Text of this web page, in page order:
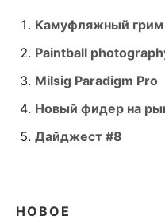
Камуфляжный грим
Paintball
Milsig Paradigm Pro
Новый фидер на
Дайджест #8
НОВОЕ